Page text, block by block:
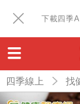
下載四季
四季線上 找